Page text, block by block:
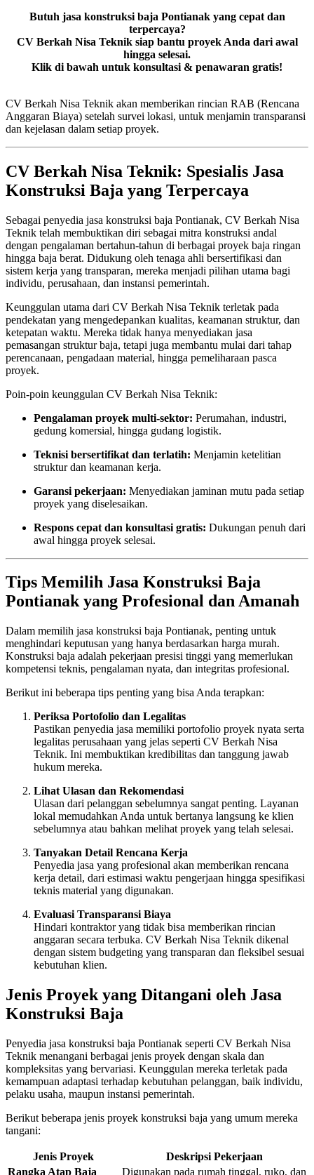
Butuh jasa konstruksi baja Pontianak yang cepat dan
terpercaya?
CV Berkah Nisa Teknik siap bantu proyek Anda dari awal
hingga selesai.
Klik di bawah untuk konsultasi & penawaran gratis!
CV Berkah Nisa Teknik akan memberikan rincian RAB (Rencana
Anggaran Biaya) setelah survei lokasi, untuk menjamin transparansi
dan kejelasan dalam setiap proyek.
CV Berkah Nisa Teknik: Spesialis Jasa
Konstruksi Baja yang Terpercaya
Sebagai penyedia jasa konstruksi baja Pontianak, CV Berkah Nisa
Teknik telah membuktikan diri sebagai mitra konstruksi andal
dengan pengalaman bertahun-tahun di berbagai proyek baja ringan
hingga baja berat. Didukung oleh tenaga ahli bersertifikasi dan
sistem kerja yang transparan, mereka menjadi pilihan utama bagi
individu, perusahaan, dan instansi pemerintah.
Keunggulan utama dari CV Berkah Nisa Teknik terletak pada
pendekatan yang mengedepankan kualitas, keamanan struktur, dan
ketepatan waktu. Mereka tidak hanya menyediakan jasa
pemasangan struktur baja, tetapi juga membantu mulai dari tahap
perencanaan, pengadaan material, hingga pemeliharaan pasca
proyek.
Poin-poin keunggulan CV Berkah Nisa Teknik:
Pengalaman proyek multi-sektor: Perumahan, industri,
gedung komersial, hingga gudang logistik.
Teknisi bersertifikat dan terlatih: Menjamin ketelitian
struktur dan keamanan kerja.
Garansi pekerjaan: Menyediakan jaminan mutu pada setiap
proyek yang diselesaikan.
Respons cepat dan konsultasi gratis: Dukungan penuh dari
awal hingga proyek selesai.
Tips Memilih Jasa Konstruksi Baja
Pontianak yang Profesional dan Amanah
Dalam memilih jasa konstruksi baja Pontianak, penting untuk
menghindari keputusan yang hanya berdasarkan harga murah.
Konstruksi baja adalah pekerjaan presisi tinggi yang memerlukan
kompetensi teknis, pengalaman nyata, dan integritas profesional.
Berikut ini beberapa tips penting yang bisa Anda terapkan:
Periksa Portofolio dan Legalitas
Pastikan penyedia jasa memiliki portofolio proyek nyata serta
legalitas perusahaan yang jelas seperti CV Berkah Nisa
Teknik. Ini membuktikan kredibilitas dan tanggung jawab
hukum mereka.
Lihat Ulasan dan Rekomendasi
Ulasan dari pelanggan sebelumnya sangat penting. Layanan
lokal memudahkan Anda untuk bertanya langsung ke klien
sebelumnya atau bahkan melihat proyek yang telah selesai.
Tanyakan Detail Rencana Kerja
Penyedia jasa yang profesional akan memberikan rencana
kerja detail, dari estimasi waktu pengerjaan hingga spesifikasi
teknis material yang digunakan.
Evaluasi Transparansi Biaya
Hindari kontraktor yang tidak bisa memberikan rincian
anggaran secara terbuka. CV Berkah Nisa Teknik dikenal
dengan sistem budgeting yang transparan dan fleksibel sesuai
kebutuhan klien.
Jenis Proyek yang Ditangani oleh Jasa
Konstruksi Baja
Penyedia jasa konstruksi baja Pontianak seperti CV Berkah Nisa
Teknik menangani berbagai jenis proyek dengan skala dan
kompleksitas yang bervariasi. Keunggulan mereka terletak pada
kemampuan adaptasi terhadap kebutuhan pelanggan, baik individu,
pelaku usaha, maupun instansi pemerintah.
Berikut beberapa jenis proyek konstruksi baja yang umum mereka
tangani:
Jenis Proyek
Deskripsi Pekerjaan
Rangka Atap Baja
Digunakan pada rumah tinggal, ruko, dan